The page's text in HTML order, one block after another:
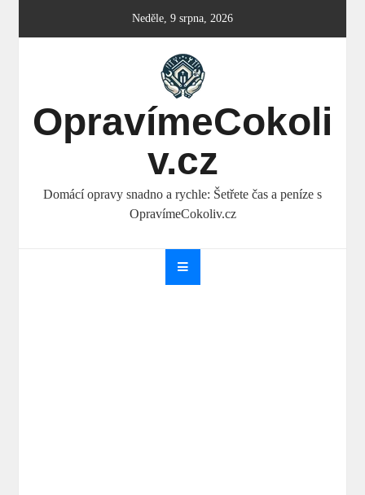
Neděle, 9 srpna, 2026
OpravímeCokoli
v.cz
Domácí opravy snadno a rychle: Šetřete čas a peníze s
OpravímeCokoliv.cz